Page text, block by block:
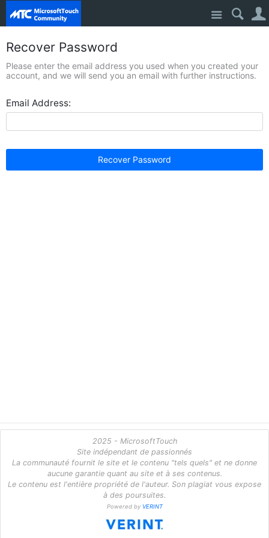
Site
Recover Password
Please enter the email address you used when you created your
account, and we will send you an email with further instructions.
Email Address:
Recover Password
2025 - MicrosoftTouch
Site indépendant de passionnés
La communauté fournit le site et le contenu "tels quels" et ne donne
aucune garantie quant au site et à ses contenus.
Le contenu est l'entière propriété de l'auteur. Son plagiat vous expose
à des poursuites.
Powered by VERINT